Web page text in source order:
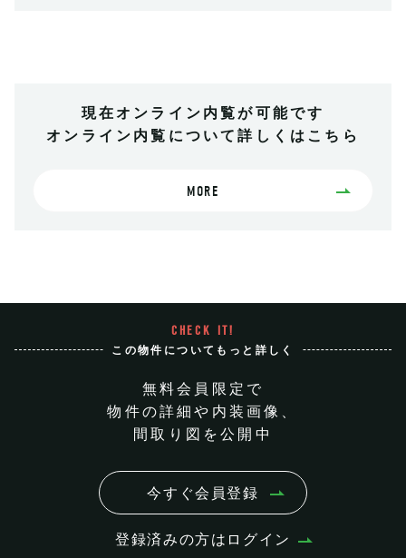
現在オンライン内覧が可能です
オンライン内覧について詳しくはこちら
MORE
CHECK IT!
この物件についてもっと詳しく
無料会員限定で
物件の詳細や内装画像、
間取り図を公開中
今すぐ会員登録
登録済みの方はログイン